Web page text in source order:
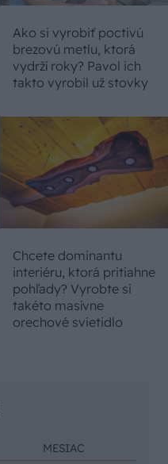
Ako si vyrobiť poctivú
brezovú metlu, ktorá
vydrží roky? Pavol ich
takto vyrobil už stovky
Chcete dominantu
interiéru, ktorá pritiahne
pohľady? Vyrobte si
takéto masívne
orechové svietidlo
MESIAC